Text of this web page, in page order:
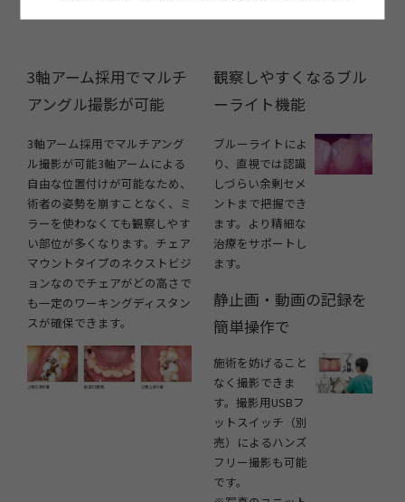
3軸アーム採用でマルチ
アングル撮影が可能
3軸アーム採用でマルチアング
ル撮影が可能3軸アームによる
自由な位置付けが可能なため、
術者の姿勢を崩すことなく、ミ
ラーを使わなくても観察しやす
い部位が多くなります。チェア
マウントタイプのネクストビジ
ョンなのでチェアがどの高さで
も一定のワーキングディスタン
スが確保できます。
観察しやすくなるブル
ーライト機能
ブルーライトによ
り、直視では認識
しづらい余剰セメ
ントまで把握でき
ます。より精細な
治療をサポートし
ます。
静止画・動画の記録を
簡単操作で
施術を妨げること
なく撮影できま
す。撮影用USBフ
ットスイッチ（別
売）によるハンズ
フリー撮影も可能
です。